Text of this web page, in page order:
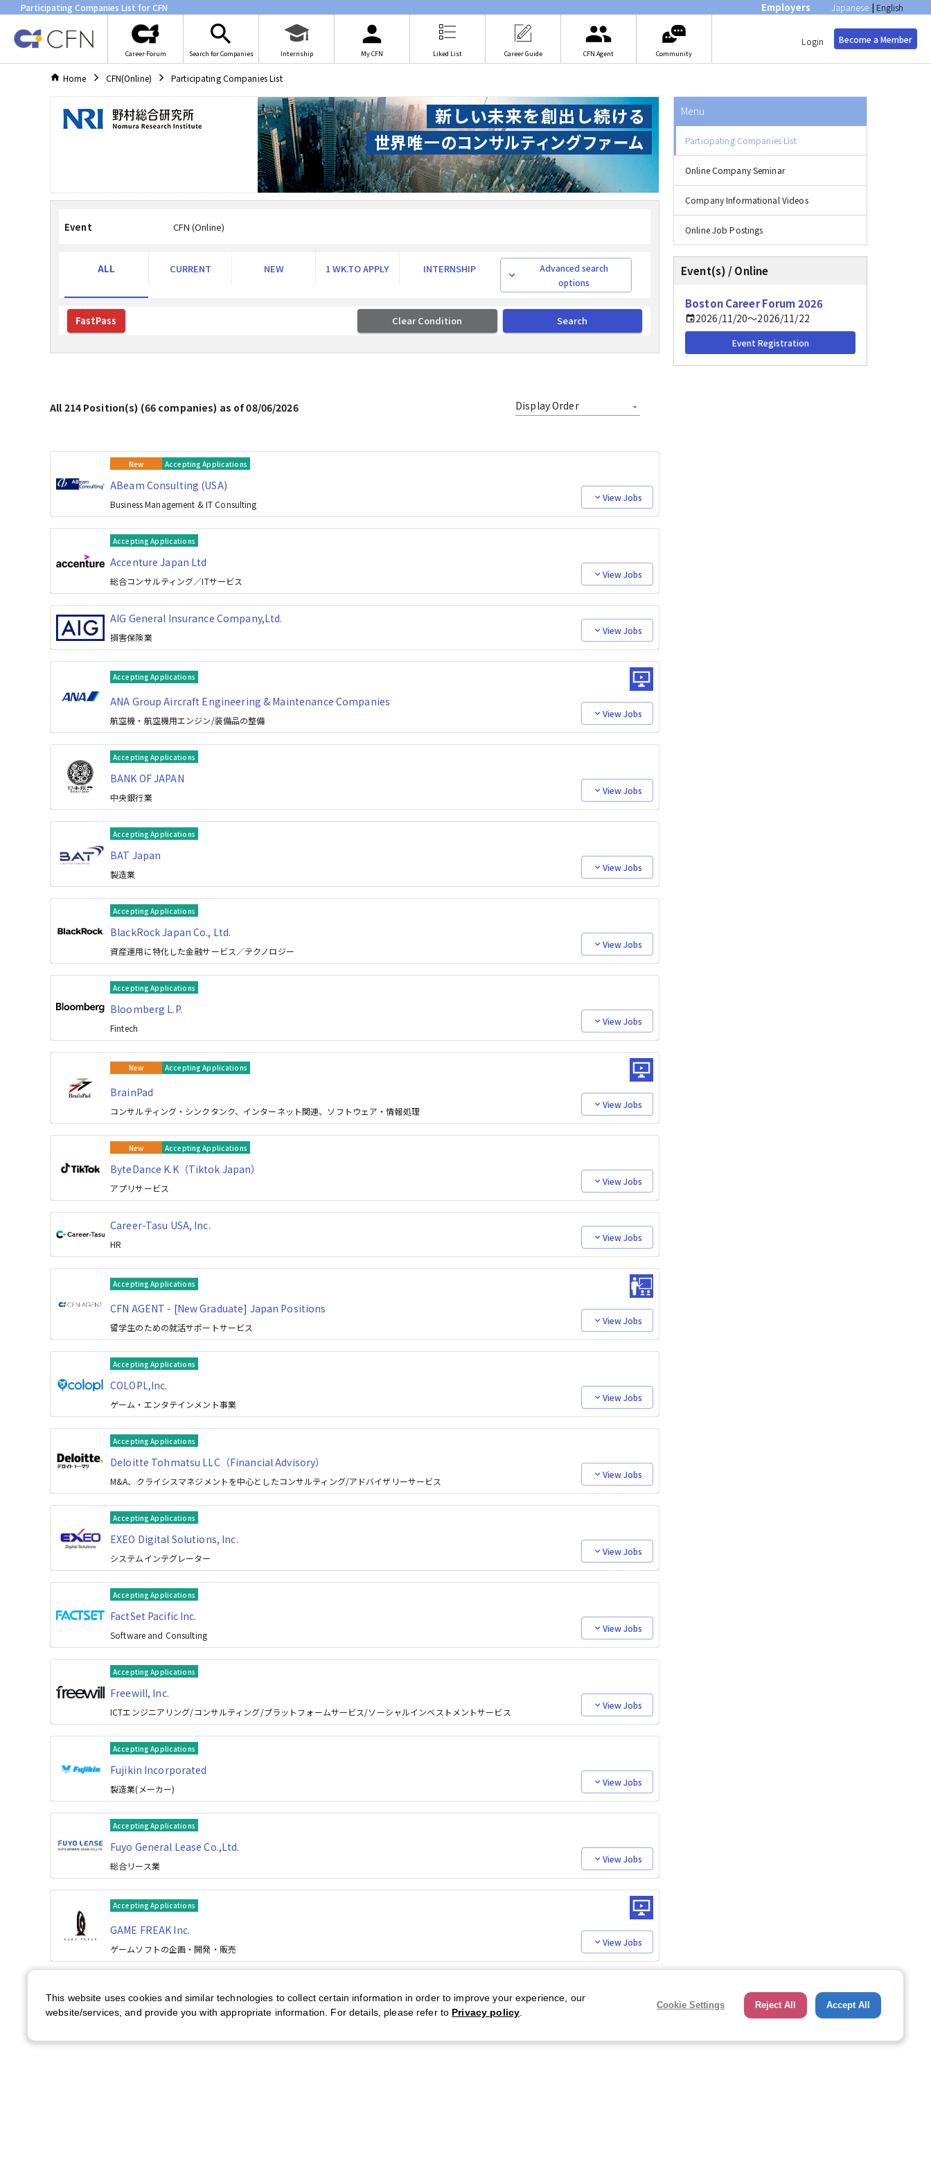
Participating Companies List for CFN Employers Japanese | English
Career Forum Search for Companies Internship My CFN Liked List Career Guide CFN Agent Community
Login Become a Member
Home CFN(Online) Participating Companies List
Event CFN (Online)
ALL CURRENT NEW 1 WK.TO APPLY INTERNSHIP
Advanced search
options
FastPass Clear Condition Search
All 214 Position(s) (66 companies) as of 08/06/2026 Display Order
New Accepting Applications
ABeam Consulting (USA)
Business Management & IT Consulting
View Jobs
Accepting Applications
Accenture Japan Ltd
総合コンサルティング／ITサービス
View Jobs
AIG General Insurance Company,Ltd.
損害保険業
View Jobs
Accepting Applications
ANA Group Aircraft Engineering & Maintenance Companies
航空機・航空機用エンジン/装備品の整備
View Jobs
Accepting Applications
BANK OF JAPAN
中央銀行業
View Jobs
Accepting Applications
BAT Japan
製造業
View Jobs
Accepting Applications
BlackRock Japan Co., Ltd.
資産運用に特化した金融サービス／テクノロジー
View Jobs
Accepting Applications
Bloomberg L.P.
Fintech
View Jobs
New Accepting Applications
BrainPad
コンサルティング・シンクタンク、インターネット関連、ソフトウェア・情報処理
View Jobs
New Accepting Applications
ByteDance K.K（Tiktok Japan）
アプリサービス
View Jobs
Career-Tasu USA, Inc.
HR
View Jobs
Accepting Applications
CFN AGENT - [New Graduate] Japan Positions
留学生のための就活サポートサービス
View Jobs
Accepting Applications
COLOPL,Inc.
ゲーム・エンタテインメント事業
View Jobs
Accepting Applications
Deloitte Tohmatsu LLC（Financial Advisory）
M&A、クライシスマネジメントを中心としたコンサルティング/アドバイザリーサービス
View Jobs
Accepting Applications
EXEO Digital Solutions, Inc.
システムインテグレーター
View Jobs
Accepting Applications
FactSet Pacific Inc.
Software and Consulting
View Jobs
Accepting Applications
Freewill, Inc.
ICTエンジニアリング/コンサルティング/プラットフォームサービス/ソーシャルインベストメントサービス
View Jobs
Accepting Applications
Fujikin Incorporated
製造業(メーカー)
View Jobs
Accepting Applications
Fuyo General Lease Co.,Ltd.
総合リース業
View Jobs
Accepting Applications
GAME FREAK Inc.
ゲームソフトの企画・開発・販売
View Jobs
Menu
Participating Companies List
Online Company Seminar
Company Informational Videos
Online Job Postings
Event(s) / Online
Boston Career Forum 2026
2026/11/20〜2026/11/22
Event Registration
This website uses cookies and similar technologies to collect certain information in order to improve your experience, our
website/services, and provide you with appropriate information. For details, please refer to Privacy policy
Cookie Settings Reject All Accept All